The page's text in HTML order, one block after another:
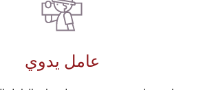
عامل يدوي